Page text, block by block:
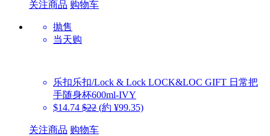
关注商品 购物车
抛售
当天购
乐扣乐扣/Lock & Lock LOCK&LOC GIFT 日常把
手随身杯600ml-IVY
$14.74 $22 (約 ¥99.35)
关注商品 购物车